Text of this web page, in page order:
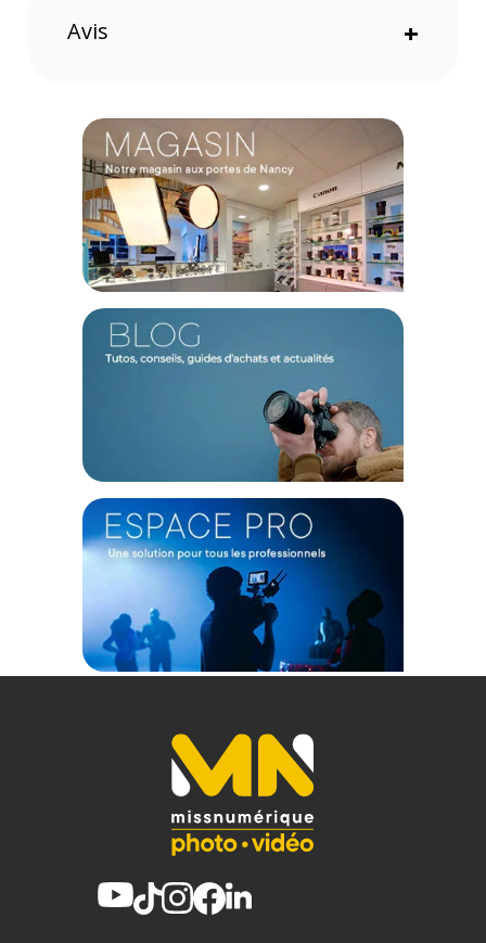
filtres 150x150mm et 150x170mm
d'autres objectifs grâce à des adaptateurs
interchangeables
Caractéristiques de Nisi Adaptateur S6 Objectif Sigma
14-24mm F/2.8
GENERAL
Modèle : Adaptateur S6 Objectif Sigma 14-24mm F/2.8
Marque : Nisi
Référence : nisifr0175
TECHNIQUEMatériaux : Alliage d'Aluminium Revêtement :
Noir / Black
1 X Nisi Adaptateur S6 Objectif
Offre valable jusqu'au 08-08-2026 inclus.
Code EAN Nisi Adaptateur S6 Objectif Sigma 14-24mm F/2.8 :
6972949371180
Garantie 2 ans
(1) Offre valable jusqu'au 31 Décembre 2030 à partir de 49 euros
d'achat, sur la base d'une expédition Chronopost 24H vers un point
relais situé en France continentale uniquement, valable uniquement
sur les produits de moins de 1m et moins de 20Kg.
sur le prix TTC en €, les points seront effectivement calculés dans le
Avis +